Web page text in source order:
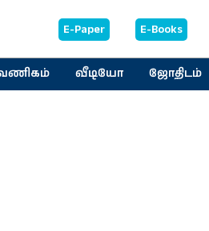
E-Paper E-Books
வீடியோ ஜோதிடம்